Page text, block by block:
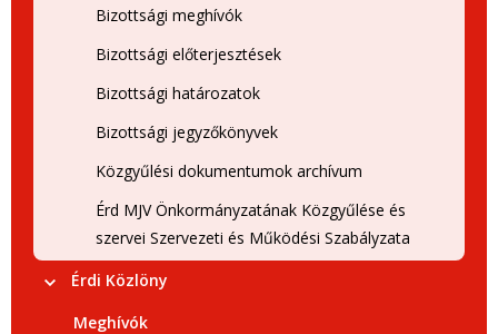
Bizottsági meghívók
Bizottsági előterjesztések
Bizottsági határozatok
Bizottsági jegyzőkönyvek
Közgyűlési dokumentumok archívum
Érd MJV Önkormányzatának Közgyűlése és
szervei Szervezeti és Működési Szabályzata
Érdi Közlöny
Meghívók